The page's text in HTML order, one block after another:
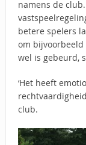
namens de
betere spelers
om
wel is gebeurd,
‘Het heeft
club.